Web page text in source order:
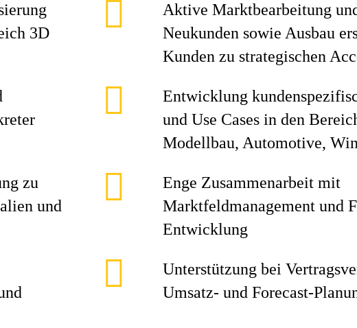
3D
Aktive Marktbearbeitung
Neukunden sowie Ausbau
Kunden zu strategischen
Entwicklung
und Use Cases in den
Modellbau, Automotive,
zu
und
Enge Zusammenarbeit mit
Marktfeldmanagement und
Entwicklung
Unterstützung bei
Umsatz- und Forecast-